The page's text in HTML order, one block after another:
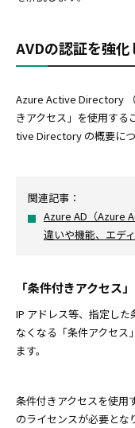
AVDの認証を強
Azure Active Directory
きアクセス」を使用する
tive Directory の概要につ
関連記事：
Azure AD（Azure
違いや機能、エデ
「条件付きアクセス
IP アドレス等、指定し
なくなる「条件アクセス
ます。
条件付きアクセスを使
のライセンスが必要とな